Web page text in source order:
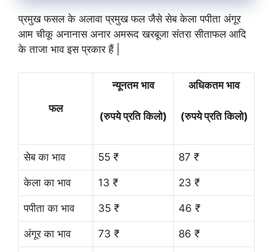
प्रमुख फसल के अलावा प्रमुख फल जैसे सेब केला पपीता अंगूर
आम चीकू अनानास अनार अमरूद खरबूजा संतरा सीताफल आदि
के ताजा भाव इस प्रकार हैं |
फल
न्यूनतम भाव
(रुपये प्रति किलो)
अधिकतम भाव
(रुपये प्रति किलो)
सेब का भाव 55 ₹ 87 ₹
केला का भाव 13 ₹ 23 ₹
पपीता का भाव 35 ₹ 46 ₹
अंगूर का भाव 73 ₹ 86 ₹